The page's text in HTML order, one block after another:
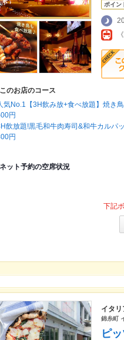
ポイン
このお店のコース
気No.1【3H飲み放+食べ放題】焼
円
飲放題!黒毛和牛肉寿司&和牛カルパ
円
ネット予約の空席状況
下記
イタ
錦糸町
ピ